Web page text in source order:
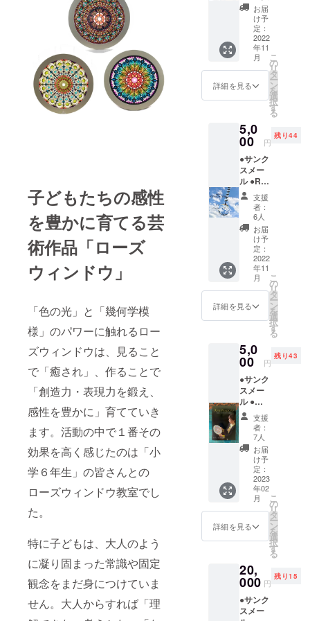
子どもたちの感性
を豊かに育てる芸
術作品「ローズ
ウィンドウ」
「色の光」と「幾何学模
様」のパワーに触れるロー
ズウィンドウは、見ること
で「癒され」、作ることで
「創造力・表現力を鍛え、
感性を豊かに」育てていき
ます。活動の中で１番その
効果を高く感じたのは「小
学６年生」の皆さんとの
ローズウィンドウ教室でし
た。
特に子どもは、大人のよう
に凝り固まった常識や固定
観念をまだ身につけていま
せん。大人からすれば「理
チケッ
ト ×1枚
※展示会
チケッ
トの有
効期限
は 2022
年 11 月
12 日
(土)～
(日)まで
となり
ます。
※複数口
でのご
支援も
可能で
す。
お届
け予
定：
2022
年11
月
詳細を見る
こ
の
リ
タ
ー
ン
を
選
択
す
る
5,0
00 円
残り44
●サンク
スメー
ル ●RW
チケッ
ト 1枚
※展示会
チケッ
トの有
効期限
は2022
年11月
12日
(土)～
13日
(日)ま
で。
ワーク
ショッ
プ」
【ワー
ク
ショッ
プ予約
日程】
(各回8-
10名)
11/12(
土)①10
：00
～
②13：
30～
●11/13(
④13：
30～ ※
ワーク
ショッ
プご参
支援
者：
6人
お届
け予
定：
2022
年11
月
詳細を見る
こ
の
リ
タ
ー
ン
を
選
択
す
る
5,0
00 円
残り43
●サンク
スメー
ル ●Ｒ
Ｗ写真
集(中山
真季サ
イン入
り) ●Ｒ
Ｗクリ
アファ
イル×1
枚 ※商
品発
送/2023
年2月中
(予定)。
支援
者：
7人
お届
け予
定：
2023
年02
月
詳細を見る
こ
の
リ
タ
ー
ン
を
選
択
す
る
20,
000 円
残り15
●サンク
スメー